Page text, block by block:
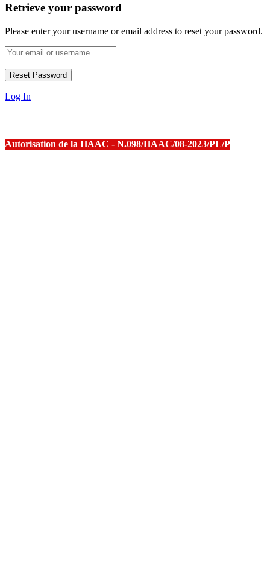
Retrieve your password
Please enter your username or email address to reset your password.
Log In
Autorisation de la HAAC - N.098/HAAC/08-2023/PL/P